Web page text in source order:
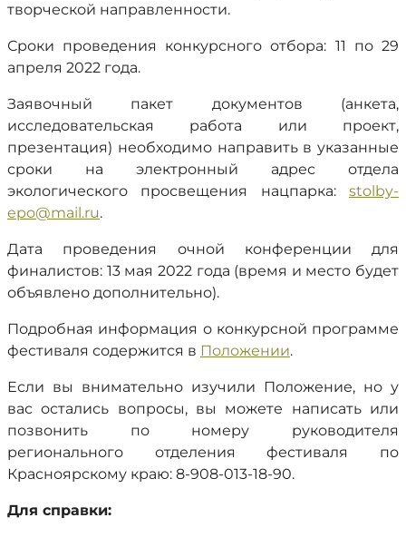
творческой направленности.
Сроки проведения конкурсного отбора: 11 по 29
апреля 2022 года.
Заявочный пакет документов (анкета,
исследовательская работа или проект,
презентация) необходимо направить в указанные
сроки на электронный адрес отдела
экологического просвещения нацпарка: stolby-
epo@mail.ru.
Дата проведения очной конференции для
финалистов: 13 мая 2022 года (время и место будет
объявлено дополнительно).
Подробная информация о конкурсной программе
фестиваля содержится в Положении.
Если вы внимательно изучили Положение, но у
вас остались вопросы, вы можете написать или
позвонить по номеру руководителя
регионального отделения фестиваля по
Красноярскому краю: 8-908-013-18-90.
Для справки: